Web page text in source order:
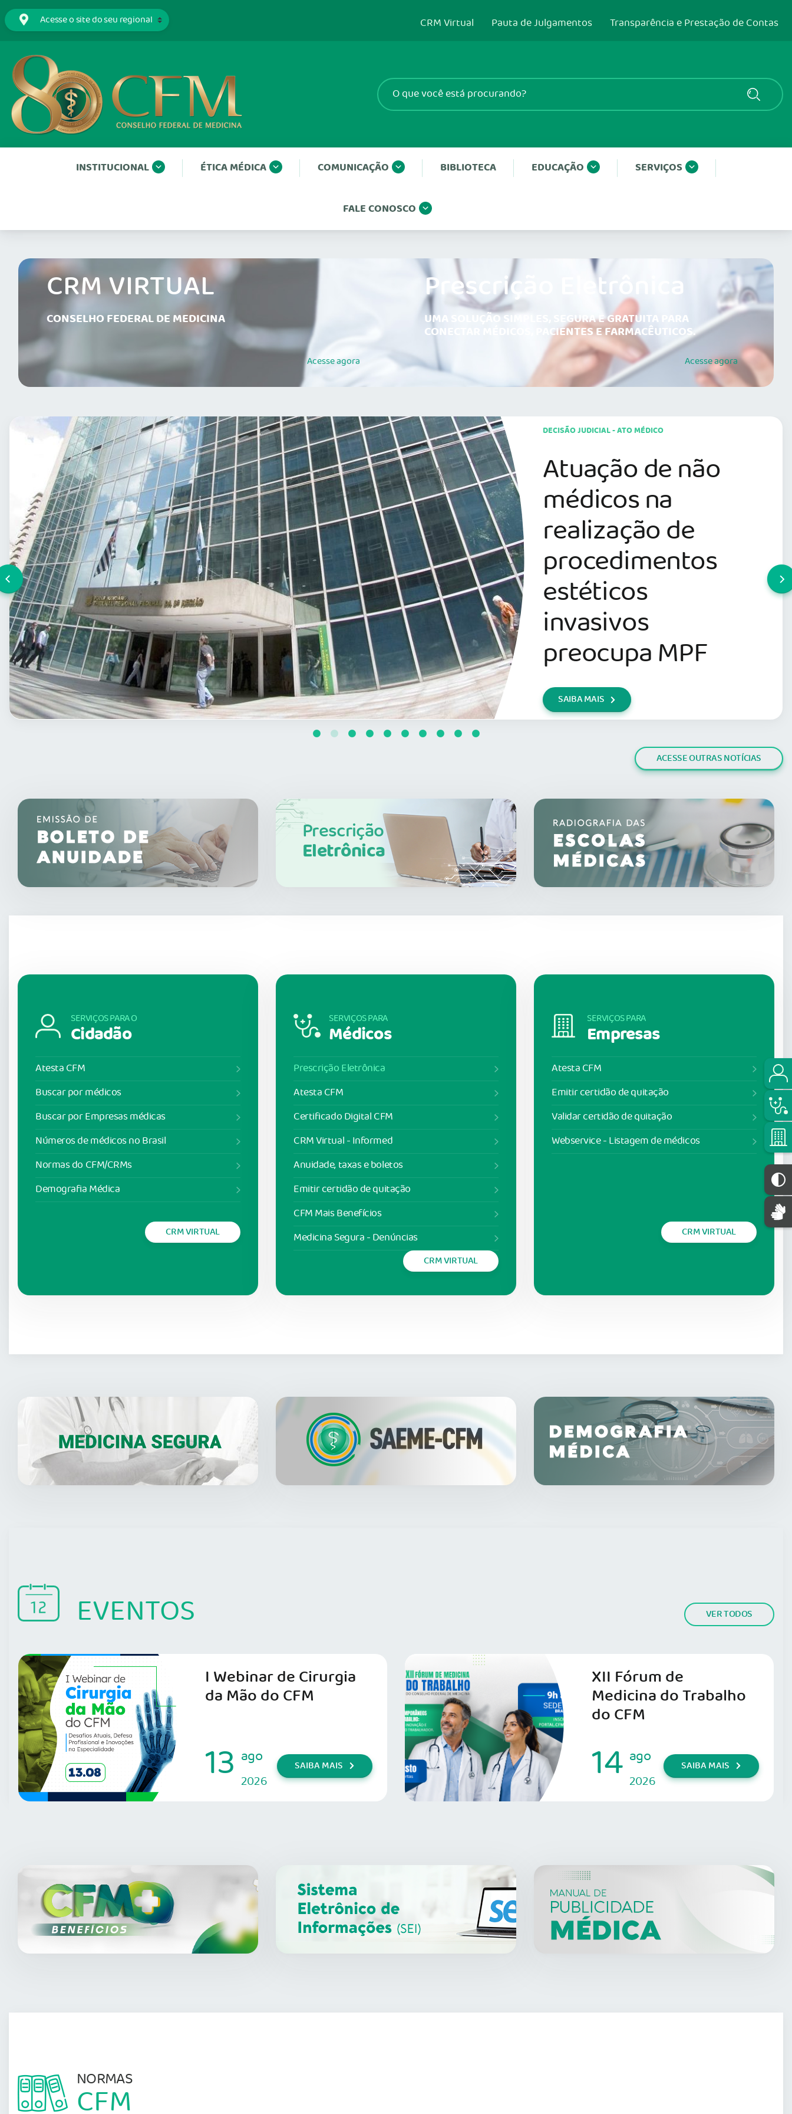
CRM Virtual Pauta de Julgamentos Transparência e Prestação de Contas
INSTITUCIONAL ÉTICA MÉDICA COMUNICAÇÃO BIBLIOTECA EDUCAÇÃO SERVIÇOS
FALE CONOSCO
CRM VIRTUAL
CONSELHO FEDERAL DE MEDICINA
Acesseagora
Prescrição Eletrônica
UMA SOLUÇÃO SIMPLES, SEGURA E GRATUITA PARA
CONECTAR MÉDICOS, PACIENTES E FARMACÊUTICOS.
Acesseagora
DECISÃO JUDICIAL - ATO MÉDICO
Atuação de não
médicos na
realização de
procedimentos
estéticos
invasivos
preocupa MPF
SAIBA MAIS
ACESSE OUTRAS NOTÍCIAS
Prescrição
Eletrônica
SERVIÇOS PARA O
Cidadão
Atesta CFM
Buscar por médicos
Buscar por Empresas médicas
Números de médicos no Brasil
Normas do CFM/CRMs
Demografia Médica
CRM VIRTUAL
SERVIÇOS PARA
Médicos
Prescrição Eletrônica
Atesta CFM
Certificado Digital CFM
CRM Virtual - Informed
Anuidade, taxas e boletos
Emitir certidão de quitação
CFM Mais Benefícios
Medicina Segura - Denúncias
CRM VIRTUAL
SERVIÇOS PARA
Empresas
Atesta CFM
Emitir certidão de quitação
Validar certidão de quitação
Webservice - Listagem de médicos
CRM VIRTUAL
EVENTOS VER TODOS
I Webinar de Cirurgia
da Mão do CFM
13 ago
2026
SAIBA MAIS
XII Fórum de
Medicina do Trabalho
do CFM
14 ago
2026
SAIBA MAIS
NORMAS
CFM